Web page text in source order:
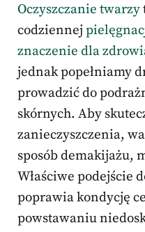
Oczyszczanie twarzy
codziennej
znaczenie dla
jednak popełniamy
prowadzić do
skórnych. Aby
zanieczyszczenia,
sposób demakijażu,
Właściwe podejście
poprawia kondycję
powstawaniu